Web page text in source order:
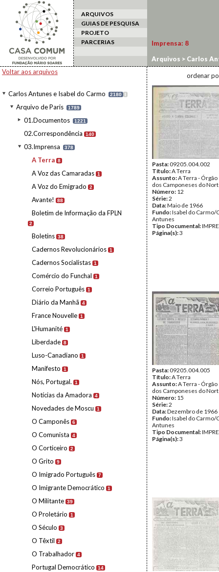
ARQUIVOS
GUIAS DE PESQUISA
PROJETO
PARCERIAS
Voltar aos arquivos
Carlos Antunes e Isabel do Carmo 2180 I
Arquivo de Paris 1789
01.Documentos 1221
02.Correspondência 140
03.Imprensa 378
A Terra 8
A Voz das Camaradas 1
A Voz do Emigrado 2
Avante! 88
Boletim de Informação da FPLN
2
Boletins 38
Cadernos Revolucionários 1
Cadernos Socialistas 1
Comércio do Funchal 1
Correio Português 1
Diário da Manhã 4
France Nouvelle 1
L'Humanité 1
Liberdade 8
Luso-Canadiano 1
Manifesto 1
Nós, Portugal. 1
Notícias da Amadora 4
Novedades de Moscu 1
O Camponês 6
O Comunista 4
O Corticeiro 2
O Grito 9
O Imigrado Português 7
O Imigrante Democrático 1
O Militante 39
O Proletário 1
O Século 3
O Têxtil 2
O Trabalhador 4
Portugal Democrático 14
Imprensa: 8
Arquivos > Carlos
ordenar
Pasta:09205.004.002
Título:A Terra
Assunto:A Terra -
dos Camponeses do
Número: 12
Série:2
Data:Maio de 1966
Fundo:Isabel do Carmo/
Antunes
Tipo Documental:
Página(s):3
Pasta:09205.004.005
Título:A Terra
Assunto:A Terra -
dos Camponeses do
Número: 15
Série:2
Data:Dezembro de 1966
Fundo:Isabel do Carmo/
Antunes
Tipo Documental:
Página(s):3